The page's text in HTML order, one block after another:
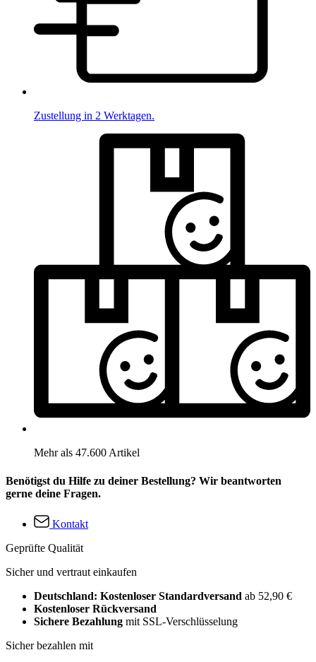
Zustellung in 2 Werktagen.
Mehr als 47.600 Artikel
Benötigst du Hilfe zu deiner Bestellung? Wir beantworten
gerne deine Fragen.
Kontakt
Geprüfte Qualität
Sicher und vertraut einkaufen
Deutschland: Kostenloser Standardversand ab 52,90 €
Kostenloser Rückversand
Sichere Bezahlung mit SSL-Verschlüsselung
Sicher bezahlen mit